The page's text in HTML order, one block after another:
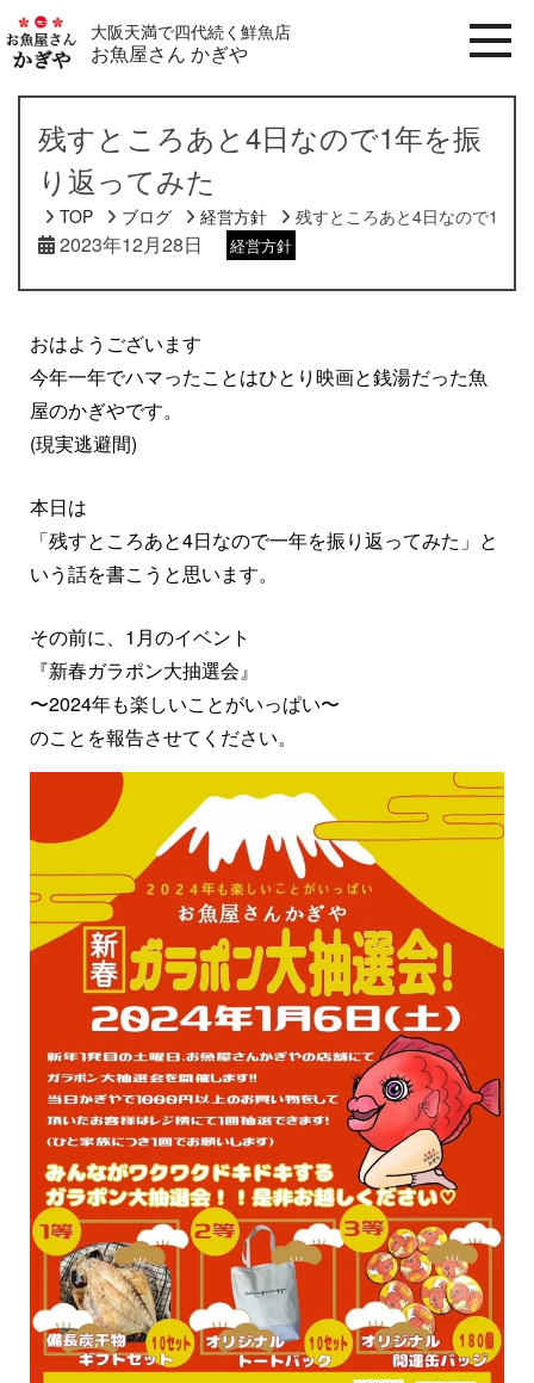
大阪天満で四代続く鮮魚店
お魚屋さん かぎや
残すところあと4日なので1年を振
り返ってみた
TOP ブログ 経営方針 残すところあと4日なので1年
2023年12月28日 経営方針
おはようございます
今年一年でハマったことはひとり映画と銭湯だった魚
屋のかぎやです。
(現実逃避間)
本日は
「残すところあと4日なので一年を振り返ってみた」と
いう話を書こうと思います。
その前に、1月のイベント
『新春ガラポン大抽選会』
〜2024年も楽しいことがいっぱい〜
のことを報告させてください。